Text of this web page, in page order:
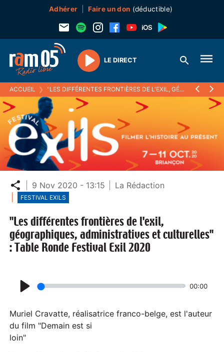
Adhérer Faire un don (déductible)
Play
LE DIRECT
ACCUEIL ❯ "LES DIFFÉRENTES FRONTIÈRES DE L'EXIL, GÉOGRAPHIQUES, ADMINISTRATIVES ET CULTURELLES" : TABLE RONDE FESTIVAL EXIL 2020
Partager
9 Nov 2020 - 13:15 La Rédaction
FESTIVAL EXILS
"Les différentes frontières de l'exil,
géographiques, administratives et culturelles"
: Table Ronde Festival Exil 2020
l
a
y
00:00
Muriel Cravatte, réalisatrice franco-belge, est l'auteur
du film "Demain est si
loin"